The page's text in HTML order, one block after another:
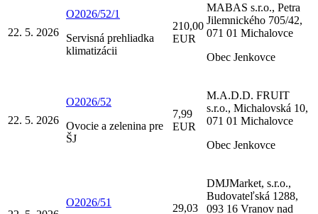
22. 5. 2026
O2026/52/1
Servisná prehliadka
klimatizácii
210,00
EUR
MABAS s.r.o., Petra
Jilemnického 705/42,
071 01 Michalovce
Obec Jenkovce
22. 5. 2026
O2026/52
Ovocie a zelenina pre
ŠJ
7,99
EUR
M.A.D.D. FRUIT
s.r.o., Michalovská 10,
071 01 Michalovce
Obec Jenkovce
O2026/51
29,03
DMJMarket, s.r.o.,
Budovateľská 1288,
093 16 Vranov nad